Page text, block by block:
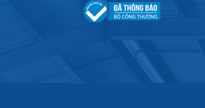
gian, căn phòng sẽ có diện tích sử dụng